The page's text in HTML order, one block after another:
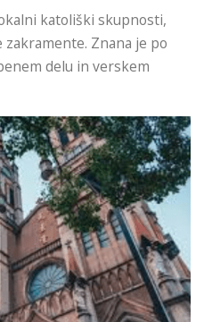
katoliški skupnosti,
Znana je po
delu in verskem